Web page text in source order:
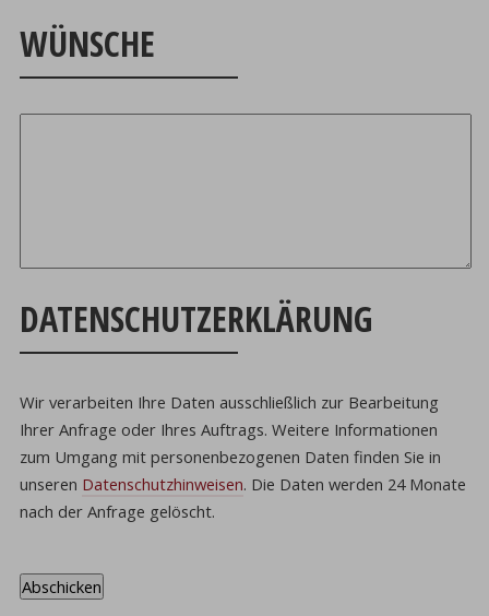
WÜNSCHE
DATENSCHUTZERKLÄRUNG
Wir verarbeiten Ihre Daten ausschließlich zur Bearbeitung
Ihrer Anfrage oder Ihres Auftrags.Weitere Informationen
zum Umgang mit personenbezogenen Daten finden Sie in
unseren Datenschutzhinweisen. Die Daten werden 24 Monate
nach der Anfrage gelöscht.